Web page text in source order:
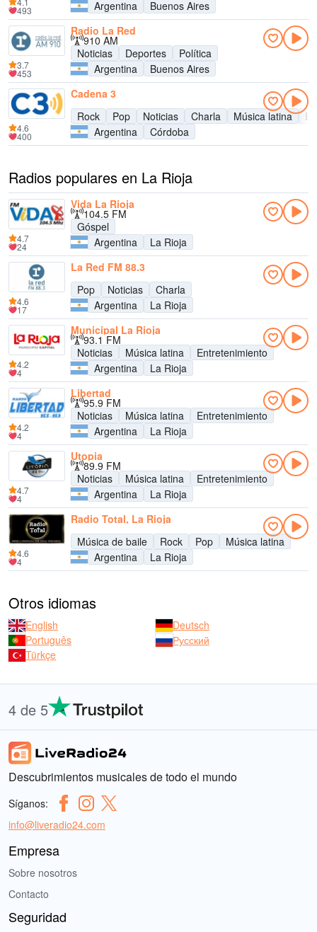
Argentina
Buenos Aires
493
Radio La Red
910 AM
Noticias
Deportes
Política
Argentina
Buenos Aires
3.7
453
Cadena 3
Rock
Pop Noticias Charla Música latina
Argentina
Córdoba
4.6
400
Radios populares en La Rioja
Vida La Rioja
104.5 FM
Góspel
Argentina
La Rioja
4.7
24
La Red FM 88.3
Pop
Noticias
Charla
Argentina
La Rioja
4.6
17
Municipal La Rioja
93.1 FM
Noticias
Música latina
Entretenimiento
Argentina
La Rioja
4.2
4
Libertad
95.9 FM
Noticias
Música latina
Entretenimiento
Argentina
La Rioja
4.2
4
Utopia
89.9 FM
Noticias
Música latina
Entretenimiento
Argentina
La Rioja
4.7
4
Radio Total, La Rioja
Música de baile
Rock Pop
Música latina
Argentina
La Rioja
4.6
4
Otros idiomas
English
Deutsch
Português
Русский
Türkçe
4 de 5
Descubrimientos musicales de todo el mundo
Síganos:
info@liveradio24.com
Empresa
Sobre nosotros
Contacto
Seguridad